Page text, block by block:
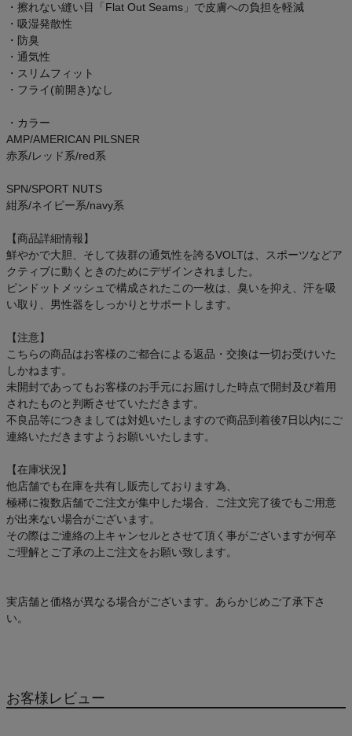
・擦れない縫い目「Flat Out Seams」で皮膚への負担を軽減
・吸湿発散性
・防臭
・通気性
・スリムフィット
・フライ(前開き)なし
・カラー
AMP/AMERICAN PILSNER
赤系/レッド系/red系
SPN/SPORT NUTS
紺系/ネイビー系/navy系
【商品詳細情報】
鮮やかで大胆、そして抜群の通気性を誇るVOLTは、スポーツなどア
クティブに動くときのためにデザインされました。
ピンドットメッシュで構成されたこの一枚は、臭いを抑え、汗を吸
い取り、男性器をしっかりとサポートします。
【注意】
こちらの商品はお客様のご都合による返品・交換は一切お受けいた
しかねます。
未開封であってもお客様のお手元にお届けした時点で開封及び着用
されたものと判断させていただきます。
不良品等につきましては対処いたしますので商品到着後7日以内にご
連絡いただきますようお願いいたします。
【在庫状況】
他店舗でも在庫を共有し販売しております為、
極稀に複数店舗でご注文が集中した場合、ご注文完了後でもご用意
が出来ない場合がございます。
その際はご連絡の上キャンセルとさせて頂く事がございますが何卒
ご理解とご了承の上ご注文をお願い致します。
実店舗と価格が異なる場合がございます。あらかじめご了承下さ
い。
お客様レビュー